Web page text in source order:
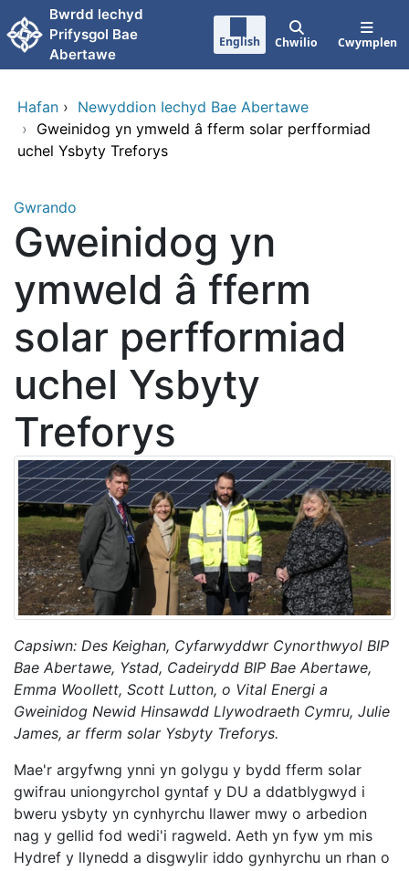
Neidio i'r prif gynnwy
Bwrdd lechyd
Prifysgol Bae
Abertawe
English Chwilio Cwymplen
Hafan › Newyddion Iechyd Bae Abertawe
› Gweinidog yn ymweld â fferm solar perfformiad
uchel Ysbyty Treforys
Gwrando
Gweinidog yn
ymweld â fferm
solar perfformiad
uchel Ysbyty
Treforys
Capsiwn: Des Keighan, Cyfarwyddwr Cynorthwyol BIP
Bae Abertawe, Ystad, Cadeirydd BIP Bae Abertawe,
Emma Woollett, Scott Lutton, o Vital Energi a
Gweinidog Newid Hinsawdd Llywodraeth Cymru, Julie
James, ar fferm solar Ysbyty Treforys.
Mae'r argyfwng ynni yn golygu y bydd fferm solar
gwifrau uniongyrchol gyntaf y DU a ddatblygwyd i
bweru ysbyty yn cynhyrchu llawer mwy o arbedion
nag y gellid fod wedi'i ragweld. Aeth yn fyw ym mis
Hydref y llynedd a disgwylir iddo gynhyrchu un rhan o